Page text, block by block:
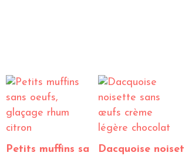
Petits muffins sa
Dacquoise noiset